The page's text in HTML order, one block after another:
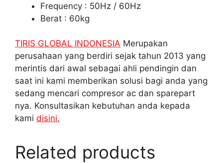
Frequency : 50Hz / 60Hz
Berat : 60kg
TIRIS GLOBAL INDONESIA Merupakan
perusahaan yang berdiri sejak tahun 2013 yang
merintis dari awal sebagai ahli pendingin dan
saat ini kami memberikan solusi bagi anda yang
sedang mencari compresor ac dan sparepart
nya. Konsultasikan kebutuhan anda kepada
kami disini.
Related products